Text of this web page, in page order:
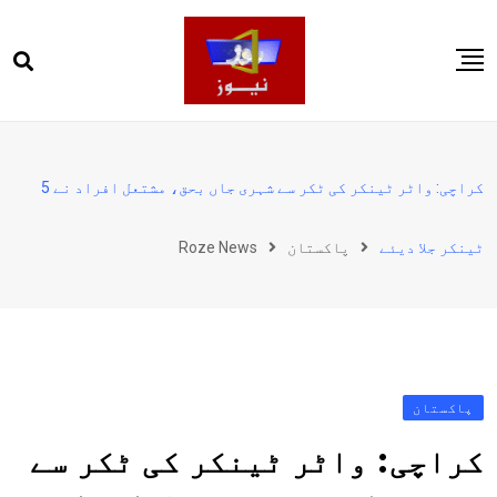
to
پاکستان
کھیل
کراچی: واٹر ٹینکر کی ٹکر سے شہری جاں بحق، مشتعل افراد نے 5
ٹینکر جلا دیئے پاکستان Roze News
پاکستان
کراچی: واٹر ٹینکر کی ٹکر سے